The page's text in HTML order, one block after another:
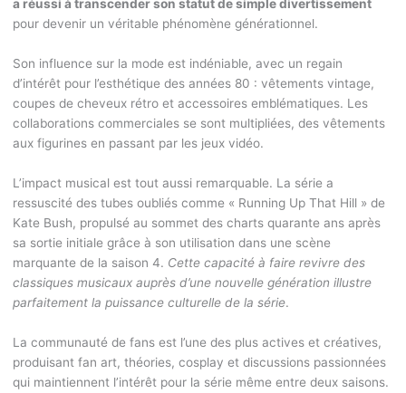
a réussi à transcender son statut de simple divertissement
pour devenir un véritable phénomène générationnel.
Son influence sur la mode est indéniable, avec un regain
d’intérêt pour l’esthétique des années 80 : vêtements vintage,
coupes de cheveux rétro et accessoires emblématiques. Les
collaborations commerciales se sont multipliées, des vêtements
aux figurines en passant par les jeux vidéo.
L’impact musical est tout aussi remarquable. La série a
ressuscité des tubes oubliés comme « Running Up That Hill » de
Kate Bush, propulsé au sommet des charts quarante ans après
sa sortie initiale grâce à son utilisation dans une scène
marquante de la saison 4. Cette capacité à faire revivre des
classiques musicaux auprès d’une nouvelle génération illustre
parfaitement la puissance culturelle de la série.
La communauté de fans est l’une des plus actives et créatives,
produisant fan art, théories, cosplay et discussions passionnées
qui maintiennent l’intérêt pour la série même entre deux saisons.